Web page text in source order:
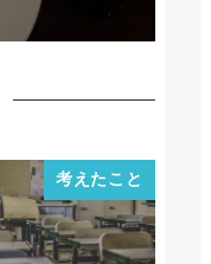
考えたこと